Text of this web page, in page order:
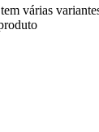
várias